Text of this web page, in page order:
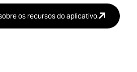
os recursos do aplicativo.